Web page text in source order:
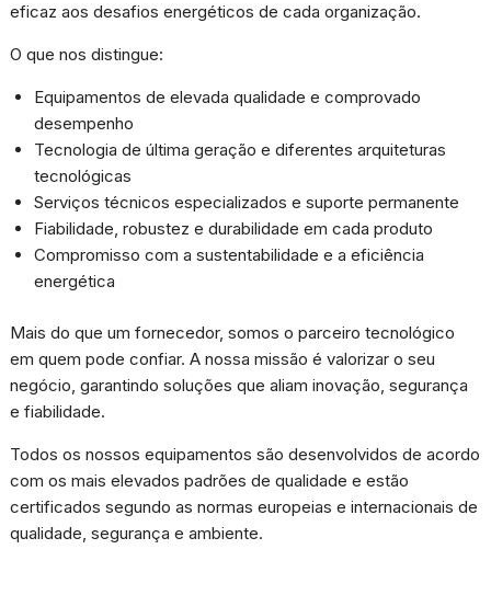
eficaz aos desafios energéticos de cada organização.
O que nos distingue:
Equipamentos de elevada qualidade e comprovado
desempenho
Tecnologia de última geração e diferentes arquiteturas
tecnológicas
Serviços técnicos especializados e suporte permanente
Fiabilidade, robustez e durabilidade em cada produto
Compromisso com a sustentabilidade e a eficiência
energética
Mais do que um fornecedor, somos o parceiro tecnológico
em quem pode confiar. A nossa missão é valorizar o seu
negócio, garantindo soluções que aliam inovação, segurança
e fiabilidade.
Todos os nossos equipamentos são desenvolvidos de acordo
com os mais elevados padrões de qualidade e estão
certificados segundo as normas europeias e internacionais de
qualidade, segurança e ambiente.
possamos
e estrutura do
de utilização
do website.
nosso site
funcione o
melhor
possível
recusar esses
algumas
funcionalidades